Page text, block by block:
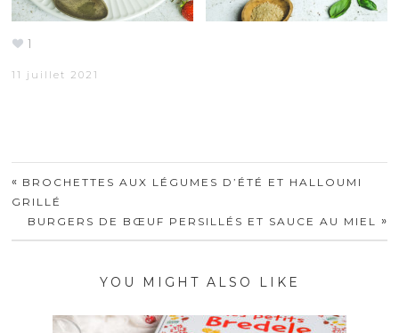
1
11 juillet 2021
« BROCHETTES AUX LÉGUMES D’ÉTÉ ET HALLOUMI
GRILLÉ
BURGERS DE BŒUF PERSILLÉS ET SAUCE AU MIEL
»
YOU MIGHT ALSO LIKE